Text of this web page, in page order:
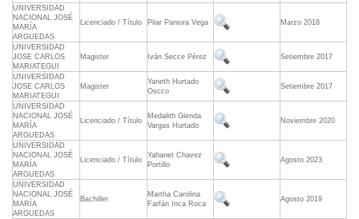
UNIVERSIDAD
NACIONAL JOSÉ
MARÍA
ARGUEDAS
Licenciado / Título Pilar Paniura Vega Marzo 2018
UNIVERSIDAD
JOSE CARLOS
MARIATEGUI
Magister Iván Secce Pérez Setiembre 2017
UNIVERSIDAD
JOSE CARLOS
MARIATEGUI
Magister
Yaneth Hurtado
Oscco
Setiembre 2017
UNIVERSIDAD
NACIONAL JOSÉ
MARÍA
ARGUEDAS
Licenciado / Título
Medalith Glenda
Vargas Hurtado
Noviembre 2020
UNIVERSIDAD
NACIONAL JOSÉ
MARÍA
ARGUEDAS
Licenciado / Título
Yahanet Chavez
Portillo
Agosto 2023
UNIVERSIDAD
NACIONAL JOSÉ
MARÍA
ARGUEDAS
Bachiller
Martha Carolina
Farfán Inca Roca
Agosto 2019